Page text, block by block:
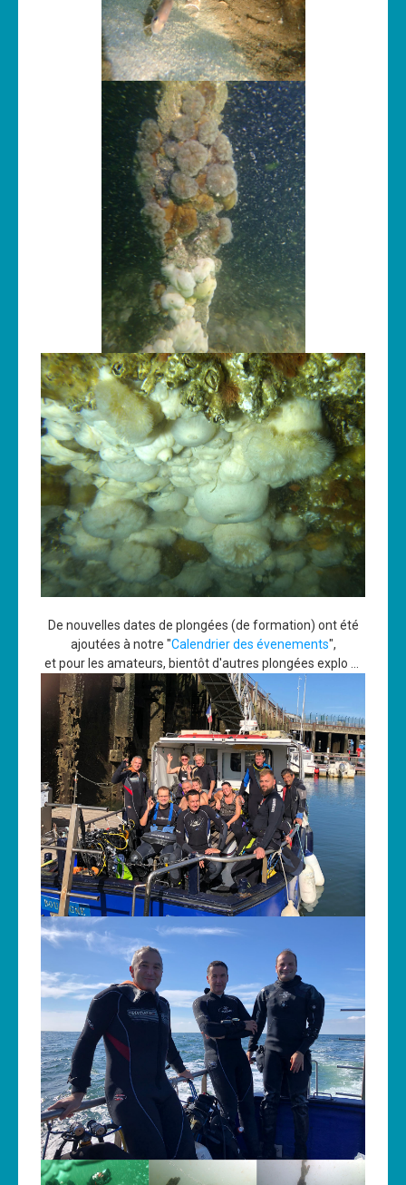
De nouvelles dates de plongées (de formation) ont été
ajoutées à notre "Calendrier des évenements",
et pour les amateurs, bientôt d'autres plongées explo ...